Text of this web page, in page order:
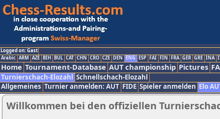
Logged on: Gast
Arabic ARM AZE BIH BUL CAT CHN CRO CZE DEN ENG ESP FAI FIN FRA GER GRE INA
Home Tournament-Database AUT championship Pictures
Turnierschach-Elozahl Schnellschach-Elozahl
Allgemeines Turnier anmelden: AUT FIDE Spieler anmelden Elo
Willkommen bei den offiziellen